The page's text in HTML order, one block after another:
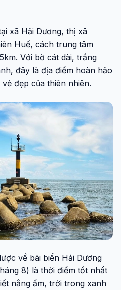
xã Hải Dương, thị xã
Huế, cách trung tâm
Với bờ cát dài, trắng
đây là địa điểm hoàn hảo
đẹp của thiên nhiên.
về bãi biển Hải Dương
8) là thời điểm tốt nhất
nắng ấm, trời trong xanh